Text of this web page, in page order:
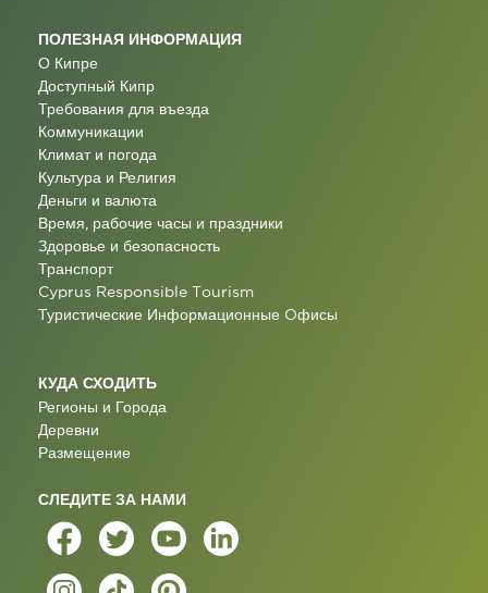
ПОЛЕЗНАЯ ИНФОРМАЦИЯ
О Кипре
Доступный Кипр
Требования для въезда
Коммуникации
Климат и погода
Культура и Религия
Деньги и валюта
Время, рабочие часы и праздники
Здоровье и безопасность
Транспорт
Cyprus Responsible Tourism
Туристические Информационные Oфисы
КУДА СХОДИТЬ
Регионы и Города
Деревни
Размещение
СЛЕДИТЕ ЗА НАМИ